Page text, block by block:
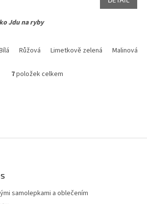
Jdu na ryby
Růžová Limetkově zelená Malinová
O
y
7položek celkem
samolepkami a oblečením